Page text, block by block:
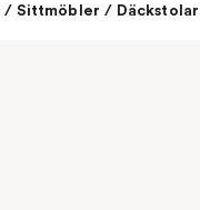
/ Sittmöbler / Däckstolar